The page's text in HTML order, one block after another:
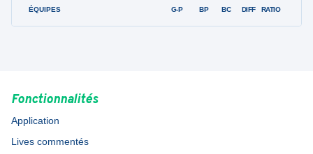
ÉQUIPES G-P BP BC DIFF RATIO
Fonctionnalités
Application
Lives commentés